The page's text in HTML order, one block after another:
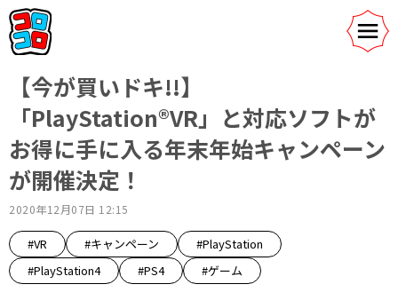
【今が買いドキ!!】
「PlayStation®VR」と対応ソフトが
お得に手に入る年末年始キャンペーン
が開催決定！
2020年12月07日 12:15
#VR #キャンペーン
#PlayStation
#PlayStation4
#PS4 #ゲーム